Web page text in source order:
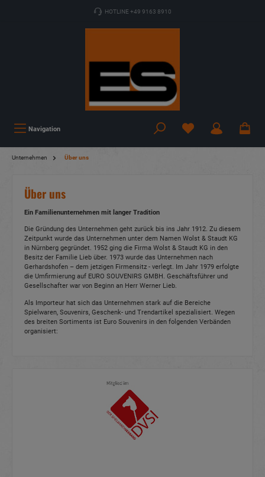
HOTLINE +49 9163 8910
Navigation
Unternehmen Über uns
Über uns
Ein Familienunternehmen mit langer Tradition
Die Gründung des Unternehmen geht zurück bis ins Jahr 1912. Zu diesem
Zeitpunkt wurde das Unternehmen unter dem Namen Wolst & Staudt KG
in Nürnberg gegründet. 1952 ging die Firma Wolst & Staudt KG in den
Besitz der Familie Lieb über. 1973 wurde das Unternehmen nach
Gerhardshofen – dem jetzigen Firmensitz - verlegt. Im Jahr 1979 erfolgte
die Umfirmierung auf EURO SOUVENIRS GMBH. Geschäftsführer und
Gesellschafter war von Beginn an Herr Werner Lieb.
Als Importeur hat sich das Unternehmen stark auf die Bereiche
Spielwaren, Souvenirs, Geschenk- und Trendartikel spezialisiert. Wegen
des breiten Sortiments ist Euro Souvenirs in den folgenden Verbänden
organisiert: